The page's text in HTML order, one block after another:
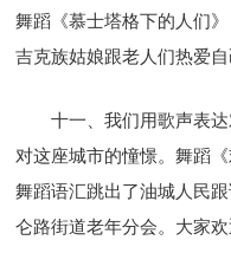
舞蹈《慕士塔格下的人们
吉克族姑娘跟老人们热爱
十一、我们用歌声表
对这座城市的憧憬。舞蹈
舞蹈语汇跳出了油城人民
仑路街道老年分会。大家欢